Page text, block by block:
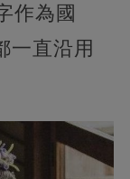
作為國
一直沿用